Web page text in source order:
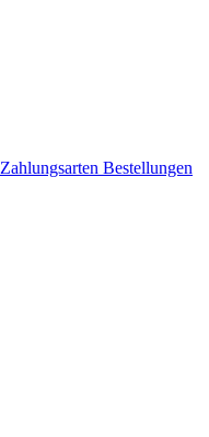
Zahlungsarten Bestellungen